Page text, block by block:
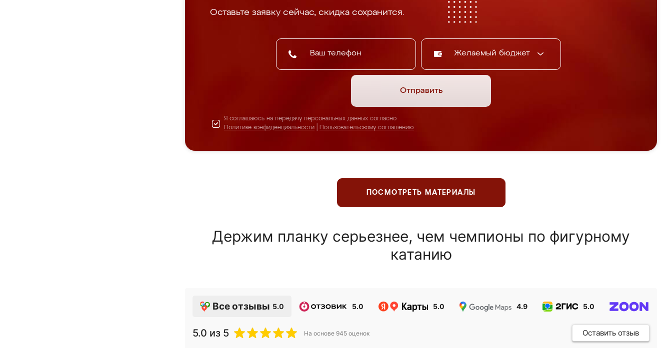
Оставьте заявку сейчас, скидка сохранится.
Желаемый бюджет
Отправить
Я соглашаюсь на передачу персональных данных согласно
Политике конфиденциальности
Пользовательскому соглашению
ПОСМОТРЕТЬ МАТЕРИАЛЫ
Держим планку серьезнее, чем чемпионы по фигурному
катанию
Все отзывы 5.0 5.0 5.0 4.9 5.0
5.0 из 5 На основе 945 оценок Оставить отзыв